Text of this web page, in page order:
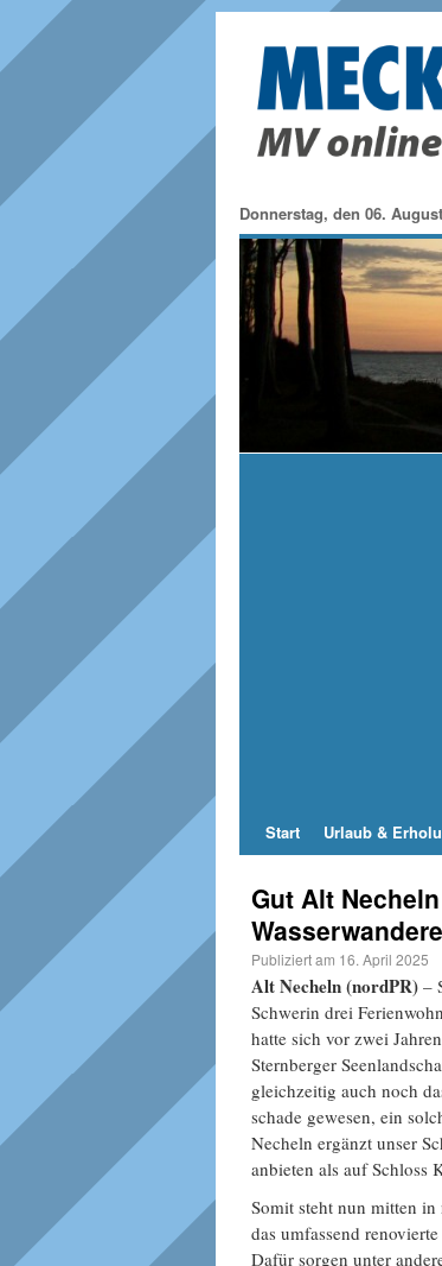
Donnerstag, den 06.
Start Urlaub &
Gut Alt
Publiziert am 16. April 2025
Alt Necheln (nordPR) –
Schwerin drei
hatte sich vor zwei
Sternberger
gleichzeitig auch noch
schade gewesen, ein
Necheln ergänzt unser
anbieten als auf Schloss
Somit steht nun mitten in
das umfassend
Dafür sorgen unter